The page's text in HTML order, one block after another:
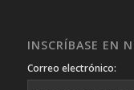
INSCRÍBASE EN
Correo electrónico: